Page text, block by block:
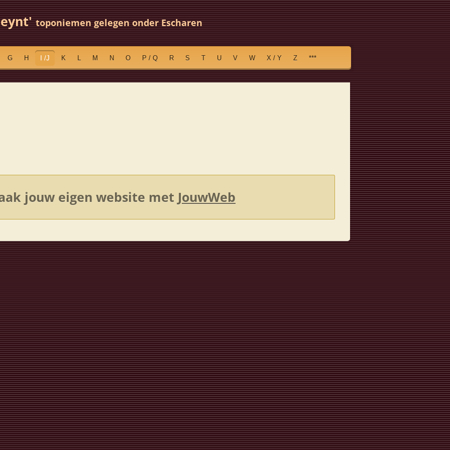
toponiemen gelegen onder Escharen
G H I /J K L M N O P / Q R S T U V W X / Y Z ***
jouw eigen website met JouwWeb